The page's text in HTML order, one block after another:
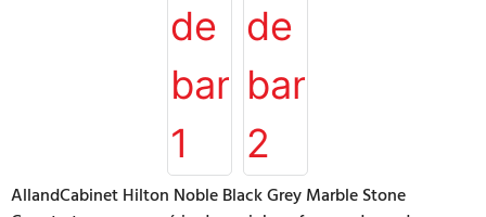
AllandCabinet Hilton Noble Black Grey Marble Stone